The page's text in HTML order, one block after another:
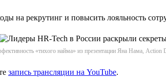
на рекрутинг и повысить лояльность
«тихого найма» из презентации Яна Нама, Action
запись трансляции на YouTube.